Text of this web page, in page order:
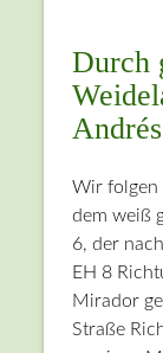
Durch
Andrés
Wir folgen
dem weiß
6, der
EH 8
Mirador
Straße